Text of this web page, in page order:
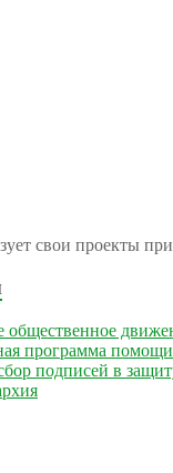
свои проекты
общественное
программа
подписей в